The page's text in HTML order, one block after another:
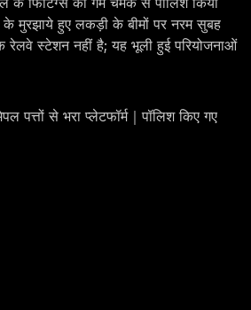
मुरझाये हुए लकड़ी के बीमों पर नरम सुबह
स्टेशन नहीं है; यह भूली हुई परियोजनाओं
से भरा प्लेटफॉर्म｜पॉलिश किए गए